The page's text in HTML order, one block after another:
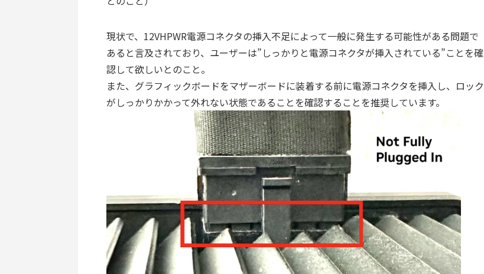
現状で、12VHPWR電源コネクタの挿入不足によって一般に発生する可能性がある問題で
あると言及されており、ユーザーは”しっかりと電源コネクタが挿入されている”ことを確
認して欲しいとのこと。
また、グラフィックボードをマザーボードに装着する前に電源コネクタを挿入し、ロック
がしっかりかかって外れない状態であることを確認することを推奨しています。